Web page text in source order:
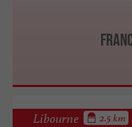
Libourne 2.5 km